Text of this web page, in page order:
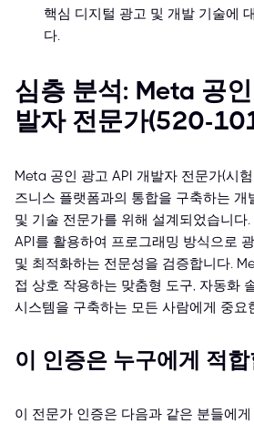
핵심 디지털 광고 및 개발 기술에
다.
심층 분석: Meta 공
발자 전문가(520-
Meta 공인 광고 API 개발자 전문가(시
즈니스 플랫폼과의 통합을 구축하는 개
및 기술 전문가를 위해 설계되었습니다
API를 활용하여 프로그래밍 방식으로
및 최적화하는 전문성을 검증합니다.
접 상호 작용하는 맞춤형 도구, 자동화
시스템을 구축하는 모든 사람에게 중요
이 인증은 누구에게 적
이 전문가 인증은 다음과 같은 분들에